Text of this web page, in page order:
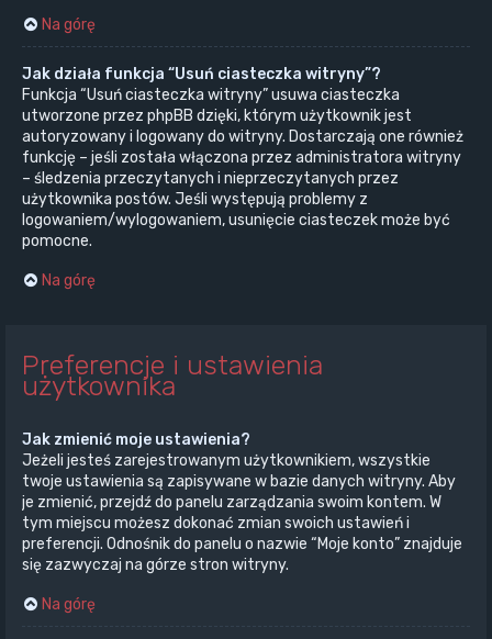
Na górę
Jak działa funkcja “Usuń ciasteczka witryny”?
Funkcja “Usuń ciasteczka witryny” usuwa ciasteczka
utworzone przez phpBB dzięki, którym użytkownik jest
autoryzowany i logowany do witryny. Dostarczają one również
funkcję – jeśli została włączona przez administratora witryny
– śledzenia przeczytanych i nieprzeczytanych przez
użytkownika postów. Jeśli występują problemy z
logowaniem/wylogowaniem, usunięcie ciasteczek może być
pomocne.
Na górę
Preferencje i ustawienia
użytkownika
Jak zmienić moje ustawienia?
Jeżeli jesteś zarejestrowanym użytkownikiem, wszystkie
twoje ustawienia są zapisywane w bazie danych witryny. Aby
je zmienić, przejdź do panelu zarządzania swoim kontem. W
tym miejscu możesz dokonać zmian swoich ustawień i
preferencji. Odnośnik do panelu o nazwie “Moje konto” znajduje
się zazwyczaj na górze stron witryny.
Na górę